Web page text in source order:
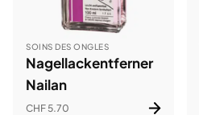
SOINS DES ONGLES
Nagellackentferner
Nailan
CHF 5.70